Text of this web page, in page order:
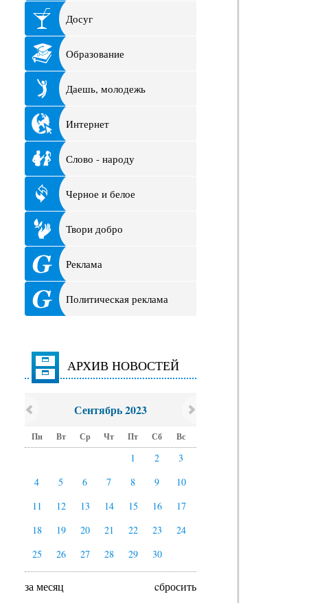
Досуг
Образование
Даешь, молодежь
Интернет
Слово - народу
Черное и белое
Твори добро
Реклама
Политическая реклама
АРХИВ НОВОСТЕЙ
Сентябрь 2023
Пн Вт Ср Чт Пт Сб Вс
1 2
3
4
5 6 7 8 9
10
11
12 13 14 15 16
17
18
19 20 21 22 23
24
25
26 27 28 29 30
за месяц cбросить